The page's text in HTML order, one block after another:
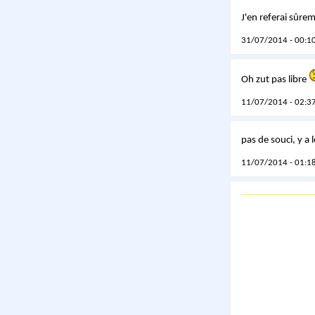
J'en referai
31/07/2014 -
Oh zut pas libre
11/07/2014 -
pas de souci, y
11/07/2014 -